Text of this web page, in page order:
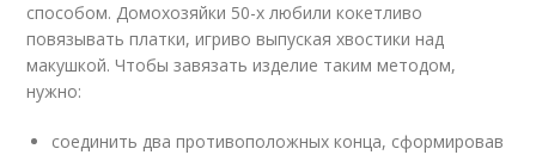
способом. Домохозяйки 50-х любили кокетливо
повязывать платки, игриво выпуская хвостики над
макушкой. Чтобы завязать изделие таким методом,
нужно:
соединить два противоположных конца, сформировав